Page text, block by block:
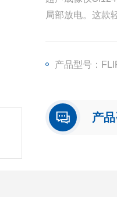
局部放电。这款
产品型号：
产